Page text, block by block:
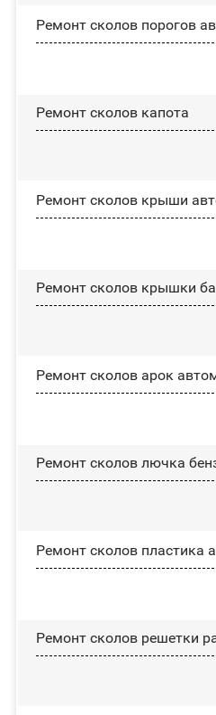
Ремонт сколов порогов
Ремонт сколов капота
Ремонт сколов крыши
Ремонт сколов крышки
Ремонт сколов арок
Ремонт сколов лючка
Ремонт сколов пластика
Ремонт сколов решетки